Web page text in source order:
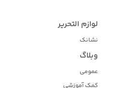
لوازم التحریر
نشانک
وبلاگ
عمومی
کمک آموزشی